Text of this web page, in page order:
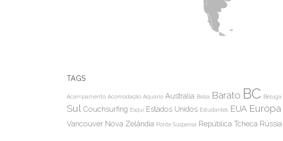
TAGS
Acampamento Acomodação Aquário Australia Balsa Barato BC Beluga
Sul Couchsurfing Esqui Estados Unidos Estudantes EUA Europa
Vancouver Nova Zelândia Ponte Suspensa República Tcheca Rússia